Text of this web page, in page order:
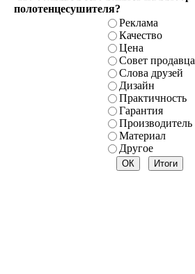
полотенцесушителя?
Реклама
Качество
Цена
Совет продавца
Слова друзей
Дизайн
Практичность
Гарантия
Производитель
Материал
Другое